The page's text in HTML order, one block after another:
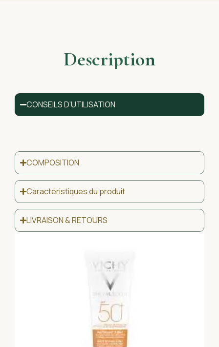
Description
CONSEILS D’UTILISATION
COMPOSITION
Caractéristiques du produit
LIVRAISON & RETOURS